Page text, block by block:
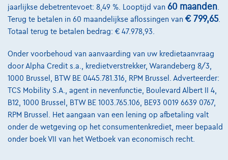
€23.250 1
Vanaf€446,14/maandmet een laatste
maandaflossing van
€6.258,64
Ontdek het volledige cijfervoorbeeld
6140 Fontaine-L'eveque,GSL Motors
Vergelijk
Bekijk wagen
jaarlijkse debetrentevoet: 8,49 %. Looptijd van 60 maanden
Terug te betalen in 60 maandelijkse aflossingen van € 799,65.
Totaal terug te betalen bedrag: € 47.978,93.
Onder voorbehoud van aanvaarding van uw kredietaanvraag
door Alpha Credit s.a., kredietverstrekker, Warandeberg 8/3,
1000 Brussel, BTW BE 0445.781.316, RPM Brussel. Adverteerder:
TCS Mobility S.A., agent in nevenfunctie, Boulevard Albert II 4,
B12, 1000 Brussel, BTW BE 1003.765.106, BE93 0019 6639 0767,
RPM Brussel. Het aangaan van een lening op afbetaling valt
onder de wetgeving op het consumentenkrediet, meer bepaald
onder boek VII van het Wetboek van economisch recht.